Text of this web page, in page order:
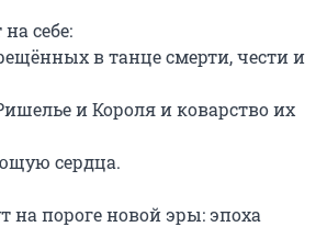
себе:
в танце смерти, чести и
и Короля и коварство их
сердца.
на пороге новой эры: эпоха